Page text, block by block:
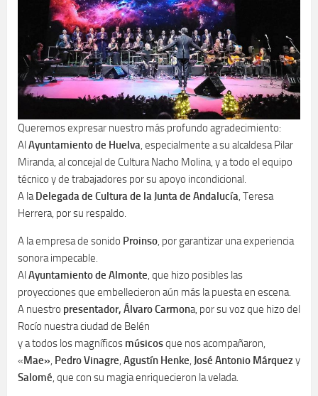
Queremos expresar nuestro más profundo agradecimiento:
Al Ayuntamiento de Huelva, especialmente a su alcaldesa Pilar
Miranda, al concejal de Cultura Nacho Molina, y a todo el equipo
técnico y de trabajadores por su apoyo incondicional.
A laDelegada de Cultura de la Junta de Andalucía, Teresa
Herrera, por su respaldo.
A la empresa de sonido Proinso, por garantizar una experiencia
sonora impecable.
Al Ayuntamiento de Almonte, que hizo posibles las
proyecciones que embellecieron aún más la puesta en escena.
A nuestro presentador, Álvaro Carmona, por su voz que hizo del
Rocío nuestra ciudad de Belén
y a todos los magníficos músicosque nos acompañaron,
«Mae», Pedro Vinagre, Agustín Henke, José Antonio Márquezy
Salomé, que con su magia enriquecieron la velada.